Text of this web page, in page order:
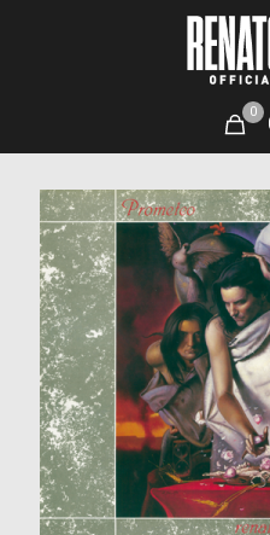
0